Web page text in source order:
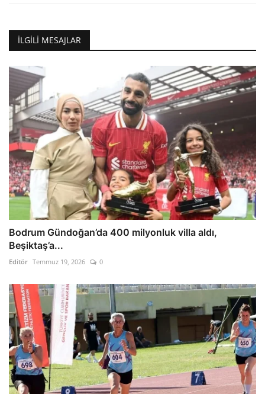
İLGILI MESAJLAR
Bodrum Gündoğan’da 400 milyonluk villa aldı,
Beşiktaş’a...
Editör Temmuz 19, 2026 0